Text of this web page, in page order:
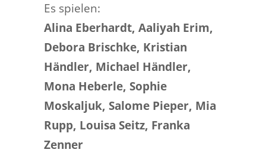
Es spielen:
Alina Eberhardt, Aaliyah Erim,
Debora Brischke, Kristian
Händler, Michael Händler,
Mona Heberle, Sophie
Moskaljuk, Salome Pieper, Mia
Rupp, Louisa Seitz, Franka
Zenner